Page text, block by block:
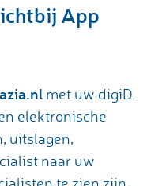
App
met uw digiD.
elektronische
uitslagen,
naar uw